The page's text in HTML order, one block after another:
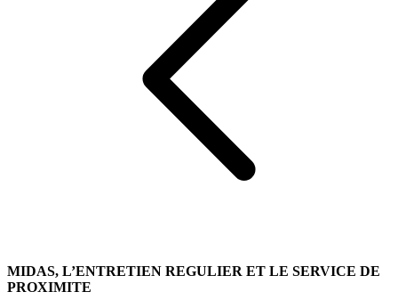
MIDAS, L’ENTRETIEN REGULIER ET LE SERVICE DE
PROXIMITE